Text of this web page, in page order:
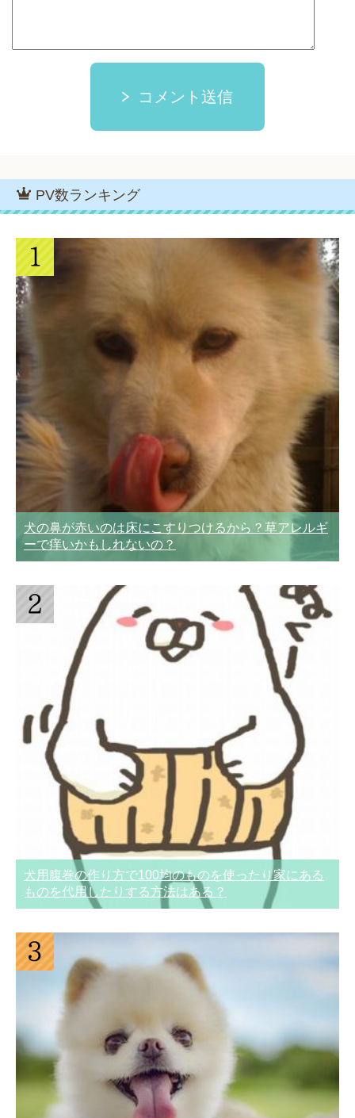
コメント送信
PV数ランキング
犬の鼻が赤いのは床にこすりつけるから？草アレルギ
ーで痒いかもしれないの？
犬用腹巻の作り方で100均のものを使ったり家にある
ものを代用したりする方法はある？